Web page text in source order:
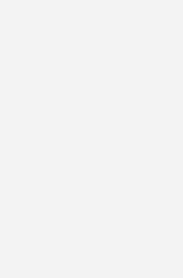
weil kaum
wenigen